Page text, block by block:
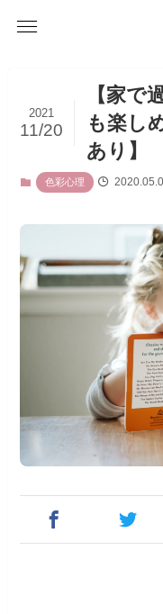
【家で
も楽し
あり】
2021
11/20
色彩心理